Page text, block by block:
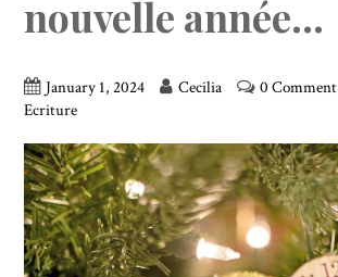
nouvelle année…
January 1, 2024 Cecilia 0 Comment
Ecriture